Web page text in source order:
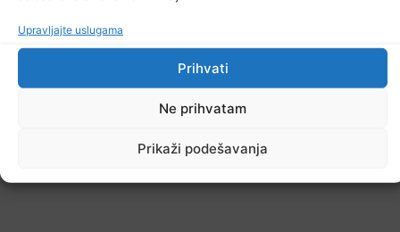
Upravljajte uslugama
Prihvati
Ne prihvatam
Prikaži podešavanja